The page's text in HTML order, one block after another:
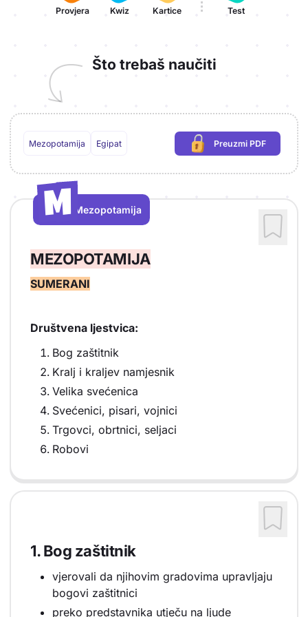
Provjera Kwiz Kartice Test
Što trebaš naučiti
Mezopotamija Egipat Preuzmi PDF
(potrebna prijava)
M
M Mezopotamija
MEZOPOTAMIJA
SUMERANI
Društvena ljestvica:
Bog zaštitnik
Kralj i kraljev namjesnik
Velika svećenica
Svećenici, pisari, vojnici
Trgovci, obrtnici, seljaci
Robovi
1. Bog zaštitnik
vjerovali da njihovim gradovima upravljaju
bogovi zaštitnici
preko predstavnika utječu na ljude